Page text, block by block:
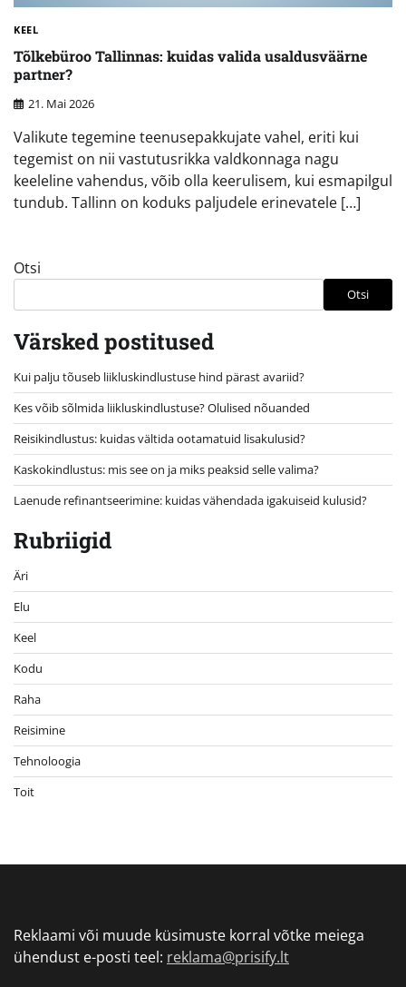
KEEL
Tõlkebüroo Tallinnas: kuidas valida usaldusväärne
partner?
21. Mai 2026
Valikute tegemine teenusepakkujate vahel, eriti kui
tegemist on nii vastutusrikka valdkonnaga nagu
keeleline vahendus, võib olla keerulisem, kui esmapilgul
tundub. Tallinn on koduks paljudele erinevatele […]
Otsi
Otsi
Värsked postitused
Kui palju tõuseb liikluskindlustuse hind pärast avariid?
Kes võib sõlmida liikluskindlustuse? Olulised nõuanded
Reisikindlustus: kuidas vältida ootamatuid lisakulusid?
Kaskokindlustus: mis see on ja miks peaksid selle valima?
Laenude refinantseerimine: kuidas vähendada igakuiseid kulusid?
Rubriigid
Äri
Elu
Keel
Kodu
Raha
Reisimine
Tehnoloogia
Toit
Reklaami või muude küsimuste korral võtke meiega
ühendust e-posti teel: reklama@prisify.lt